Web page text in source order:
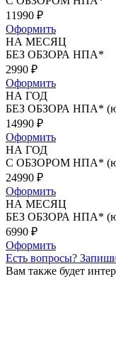
11990 ₽
Оформить
НА МЕСЯЦ
БЕЗ ОБЗОРА НПА*
2990 ₽
Оформить
НА ГОД
БЕЗ ОБЗОРА НПА*
14990 ₽
Оформить
НА ГОД
С ОБЗОРОМ НПА*
24990 ₽
Оформить
НА МЕСЯЦ
БЕЗ ОБЗОРА НПА*
6990 ₽
Оформить
Есть вопросы?
Вам также будет